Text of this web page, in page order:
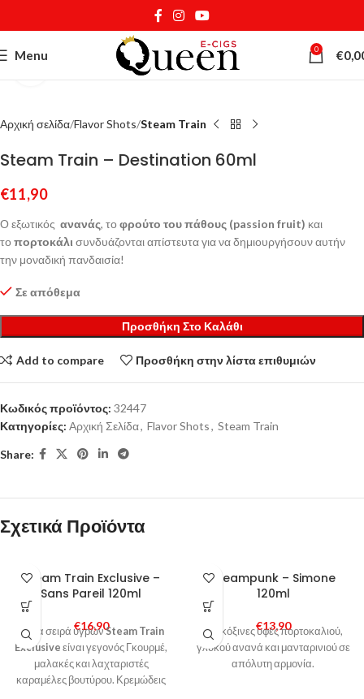
Menu 0 €
Κάντε κλικ για μεγέθυνση
Αρχική σελίδα Flavor Shots Steam Train
Steam Train – Destination 60ml
€11,90
Ο εξωτικός ανανάς, το φρούτο του πάθους (passion fruit) και
το πορτοκάλι συνδυάζονται απίστευτα για να δημιουργήσουν αυτήν
την μοναδική πανδαισία!
Σε απόθεμα
Προσθήκη Στο Καλάθι
Add to compare Προσθήκη στην λίστα επιθυμιών
Κωδικός προϊόντος: 32447
Κατηγορίες: Αρχική Σελίδα, Flavor Shots, Steam Train
Share:
Σχετικά Προϊόντα
Steam Train Exclusive –
Sans Pareil 120ml
€16,90
Η νέα σειρά υγρώνSteam Train
Exclusive είναι γεγονός Γκουρμέ,
μαλακές και λαχταριστές
καραμέλες βουτύρου. Κρεμώδεις
Steampunk – Simone
120ml
€13,90
Γλυκόξινες υφές πορτοκαλιού,
γλυκού ανανά και μανταρινιού σε
απόλυτη αρμονία.